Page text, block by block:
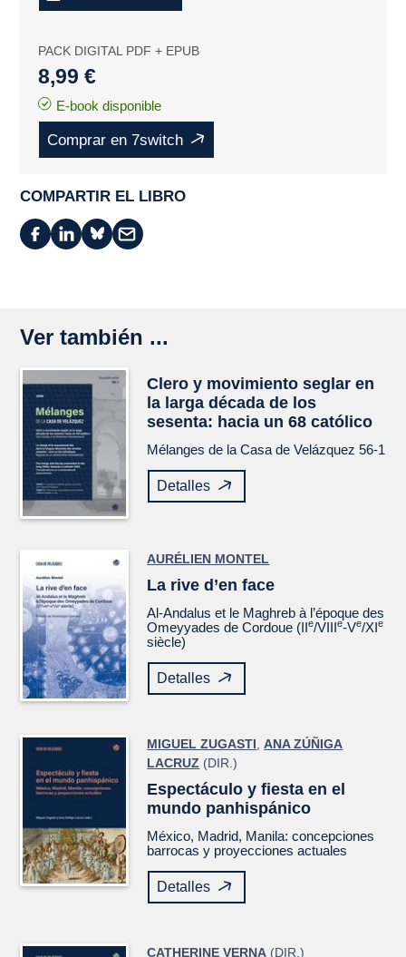
PACK DIGITAL PDF + EPUB
8,99 €
E-book disponible
Comprar en 7switch
COMPARTIR EL LIBRO
Ver también ...
Clero y movimiento seglar en
la larga década de los
sesenta: hacia un 68 católico
Mélanges de la Casa de Velázquez 56-1
Detalles
AURÉLIEN MONTEL
La rive d’en face
Al-Andalus et le Maghreb à l’époque des
Omeyyades de Cordoue (IIe/VIIIe-Ve/XIe
siècle)
Detalles
MIGUEL ZUGASTI ,ANA ZÚÑIGA
LACRUZ (DIR.)
Espectáculo y fiesta en el
mundo panhispánico
México, Madrid, Manila: concepciones
barrocas y proyecciones actuales
Detalles
CATHERINE VERNA (DIR.)